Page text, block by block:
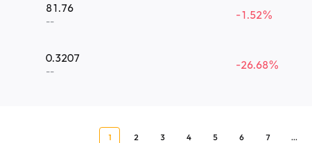
81.76
-- -1.52%
0.3207
-- -26.68%
1 2 3 4 5 6 7 ...